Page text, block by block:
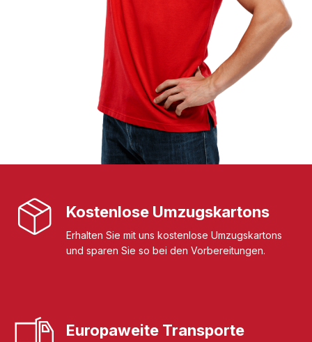
Kostenlose Umzugskartons
Erhalten Sie mit uns kostenlose Umzugskartons
und sparen Sie so bei den Vorbereitungen.
Europaweite Transporte